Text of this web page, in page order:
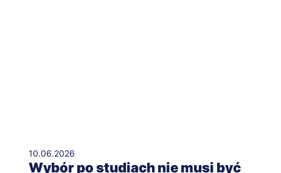
10.06.2026
Wybór po studiach nie musi być